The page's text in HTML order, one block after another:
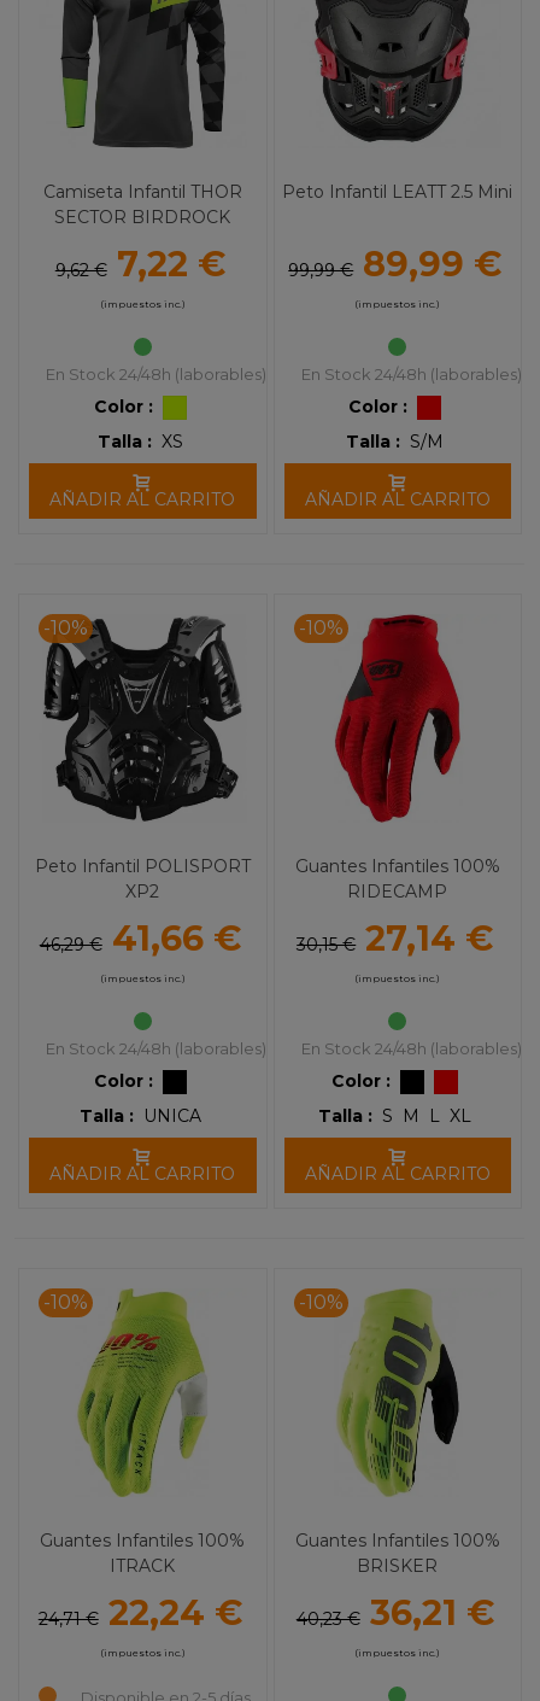
Camiseta Infantil THOR
SECTOR BIRDROCK
9,62 € 7,22 €
(impuestos inc.)
En Stock 24/48h (laborables)
Color :
Talla : XS
AÑADIR AL CARRITO
Peto Infantil LEATT 2.5 Mini
99,99 € 89,99 €
(impuestos inc.)
En Stock 24/48h (laborables)
Color :
Talla : S/M
AÑADIR AL CARRITO
-10%
Peto Infantil POLISPORT
XP2
46,29 € 41,66 €
(impuestos inc.)
En Stock 24/48h (laborables)
Color :
Talla :
UNICA
AÑADIR AL CARRITO
-10%
Guantes Infantiles 100%
RIDECAMP
30,15 € 27,14 €
(impuestos inc.)
En Stock 24/48h (laborables)
Color :
Talla : S M L XL
AÑADIR AL CARRITO
-10%
Guantes Infantiles 100%
ITRACK
24,71 € 22,24 €
(impuestos inc.)
Disponible en 2-5 días
-10%
Guantes Infantiles 100%
BRISKER
40,23 € 36,21 €
(impuestos inc.)